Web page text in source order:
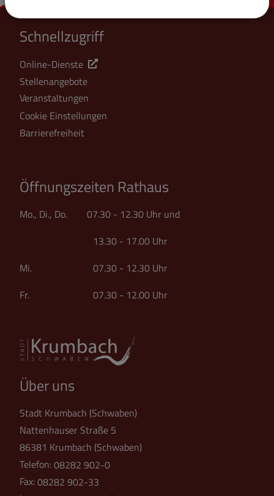
Schnellzugriff
Online-Dienste
Stellenangebote
Veranstaltungen
Cookie Einstellungen
Barrierefreiheit
Öffnungszeiten Rathaus
Mo., Di., Do. 07.30 - 12.30 Uhr und
13.30 - 17.00 Uhr
Mi. 07.30 - 12.30 Uhr
Fr. 07.30 - 12.00 Uhr
Über uns
Stadt Krumbach (Schwaben)
Nattenhauser Straße 5
86381 Krumbach (Schwaben)
Telefon:08282 902-0
Fax:08282 902-33